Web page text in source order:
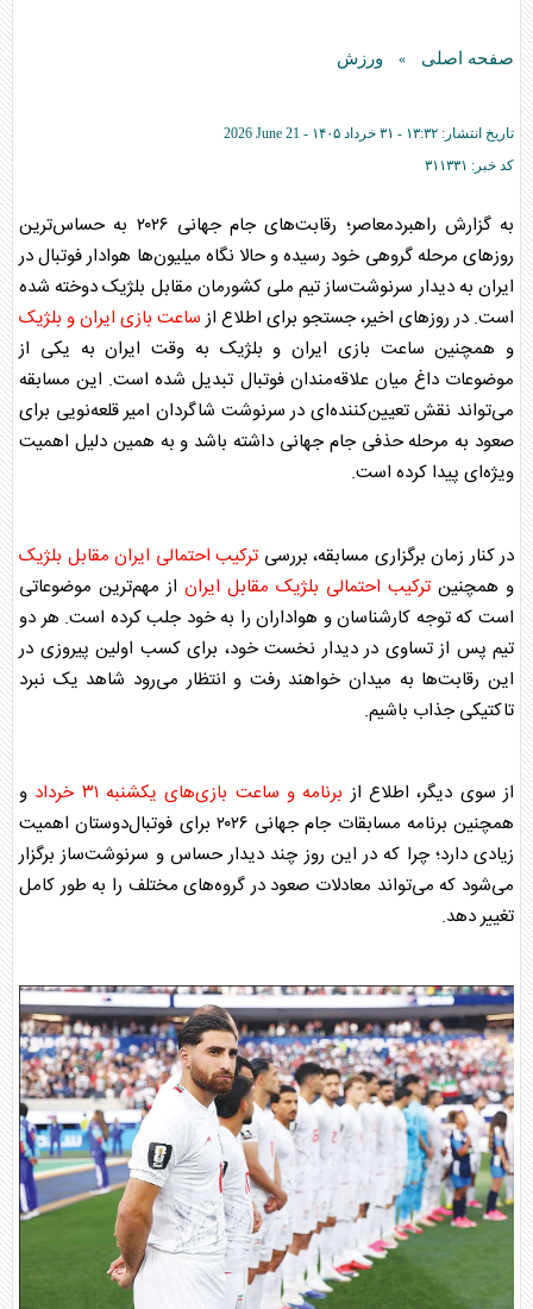
صفحه اصلی » ورزش
تاریخ انتشار: ۱۳:۳۲ - ۳۱ خرداد ۱۴۰۵ -
2026 June 21
کد خبر: ۳۱۱۳۳۱
به گزارش راهبردمعاصر؛ رقابت‌های جام جهانی ۲۰۲۶ به حساس‌ترین
روزهای مرحله گروهی خود رسیده و حالا نگاه میلیون‌ها هوادار فوتبال در
ایران به دیدار سرنوشت‌ساز تیم ملی کشورمان مقابل بلژیک دوخته شده
است. در روزهای اخیر، جستجو برای اطلاع ازساعت بازی ایران و بلژیک
و همچنین ساعت بازی ایران و بلژیک به وقت ایران به یکی از
موضوعات داغ میان علاقه‌مندان فوتبال تبدیل شده است. این مسابقه
می‌تواند نقش تعیین‌کننده‌ای در سرنوشت شاگردان امیر قلعه‌نویی برای
صعود به مرحله حذفی جام جهانی داشته باشد و به همین دلیل اهمیت
ویژه‌ای پیدا کرده است.
در کنار زمان برگزاری مسابقه، بررسی ترکیب احتمالی ایران مقابل بلژیک
و همچنین ترکیب احتمالی بلژیک مقابل ایران از مهم‌ترین موضوعاتی
است که توجه کارشناسان و هواداران را به خود جلب کرده است. هر دو
تیم پس از تساوی در دیدار نخست خود، برای کسب اولین پیروزی در
این رقابت‌ها به میدان خواهند رفت و انتظار می‌رود شاهد یک نبرد
تاکتیکی جذاب باشیم.
از سوی دیگر، اطلاع از برنامه و ساعت بازی‌های یکشنبه ۳۱ خرداد
و
همچنین برنامه مسابقات جام جهانی ۲۰۲۶ برای فوتبال‌دوستان اهمیت
زیادی دارد؛ چرا که در این روز چند دیدار حساس و سرنوشت‌ساز برگزار
می‌شود که می‌تواند معادلات صعود در گروه‌های مختلف را به طور کامل
تغییر دهد.